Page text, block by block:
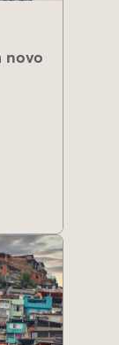
novo